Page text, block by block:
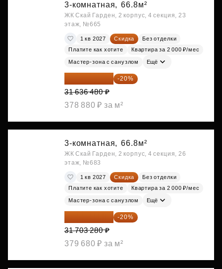
3-комнатная, 66.8м²
ЖК Скай Гарден, 2 корпус, 4 секция, 23
этаж, №665
1 кв 2027 Скидка
Без отделки
Платите как хотите
Квартира за 2 000 ₽/мес
Мастер-зона с санузлом Ещё
25 309 184 ₽ -20%
31 636 480 ₽
378 880 ₽ за м²
3-комнатная, 66.8м²
ЖК Скай Гарден, 2 корпус, 4 секция, 26
этаж, №683
1 кв 2027 Скидка
Без отделки
Платите как хотите
Квартира за 2 000 ₽/мес
Мастер-зона с санузлом Ещё
25 362 624 ₽ -20%
31 703 280 ₽
379 680 ₽ за м²